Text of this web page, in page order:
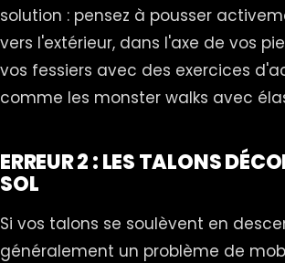
solution : pensez à pousser
vers l'extérieur, dans l'axe de vos
vos fessiers avec des exercices
comme les monster walks avec
ERREUR 2 : LES TALONS
SOL
Si vos talons se soulèvent en
généralement un problème de